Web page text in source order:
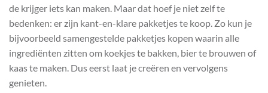
de krijger iets kan maken. Maar dat hoef je niet zelf te
bedenken: er zijn kant-en-klare pakketjes te koop. Zo kun je
bijvoorbeeld samengestelde pakketjes kopen waarin alle
ingrediënten zitten om koekjes te bakken, bier te brouwen of
kaas te maken. Dus eerst laat je creëren en vervolgens
genieten.